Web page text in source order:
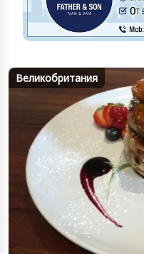
Великобритания